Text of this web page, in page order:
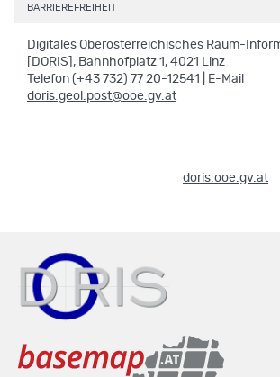
BARRIEREFREIHEIT.
Digitales Oberösterreichisches Raum-
[DORIS], Bahnhofplatz 1, 4021 Linz
Telefon (+43 732) 77 20-12541 | E-Mail
doris.geol.post@ooe.gv.at
doris.ooe.gv.at.